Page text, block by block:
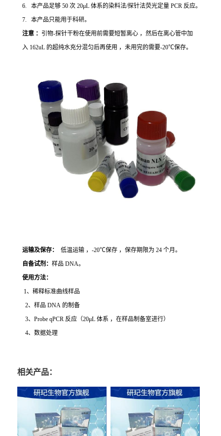
6. 本产品足够 50 次 20μL 体系的染料法/探针法荧光定量 PCR 反应。
7. 本产品只能用于科研。
注意 ： 引物-探针干粉在使用前需要短暂离心 ，然后在离心管中加
入 162uL 的超纯水充分混匀后再使用 ，未用完的需要-20℃保存。
运输及保存：
低温运输 ，-20℃保存 ，保存期限为 24 个月。
自备试剂： 样品 DNA。
使用方法：
1、稀释标准曲线样品
2、样品 DNA 的制备
3、Probe qPCR 反应（20μL 体系 ，在样品制备室进行）
4、数据处理
相关产品：